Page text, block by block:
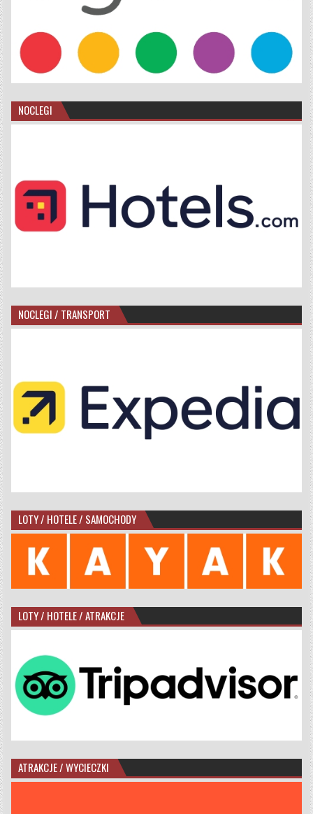
NOCLEGI
NOCLEGI / TRANSPORT
LOTY / HOTELE / SAMOCHODY
LOTY / HOTELE / ATRAKCJE
ATRAKCJE / WYCIECZKI